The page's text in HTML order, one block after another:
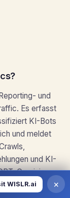
und
Es erfasst
KI-Bots
und meldet
und KI-
Gemini,
Bot.
WISLR.ai ×